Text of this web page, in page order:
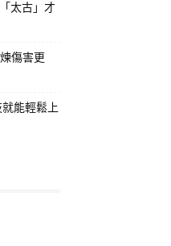
太古」才
傷害更
能輕鬆上